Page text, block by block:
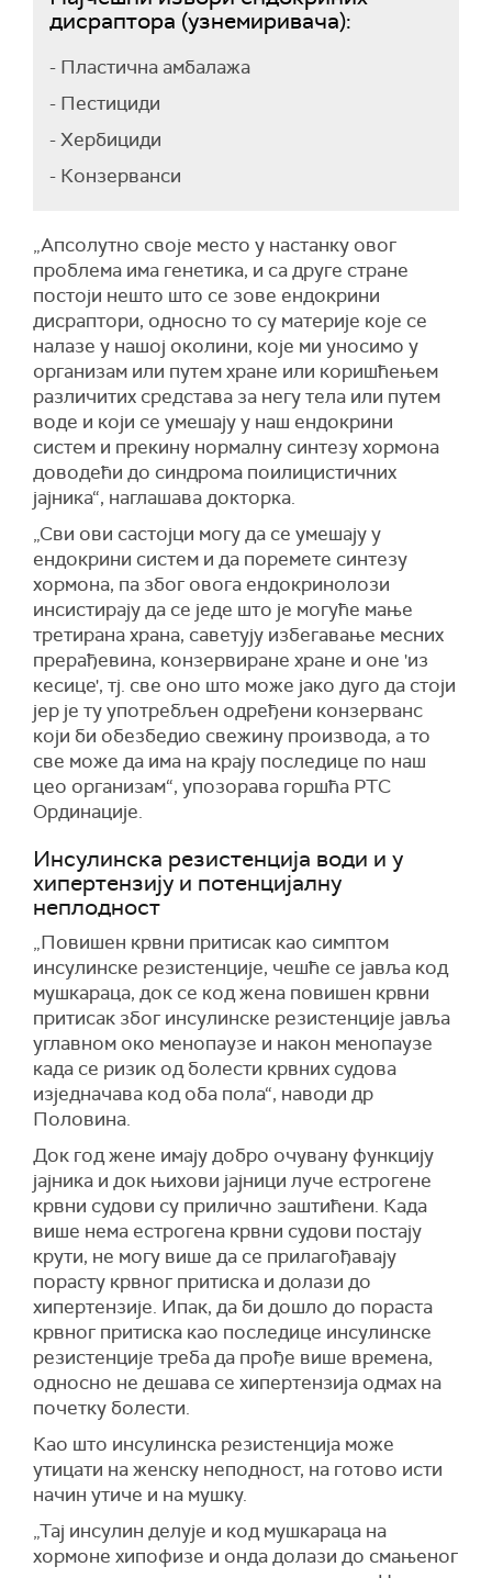
дисраптора (узнемиривача):
- Пластична амбалажа
- Пестициди
- Хербициди
- Конзерванси
„Апсолутно своје место у настанку овог
проблема има генетика, и са друге стране
постоји нешто што се зове ендокрини
дисраптори, односно то су материје које се
налазе у нашој околини, које ми уносимо у
организам или путем хране или коришћењем
различитих средстава за негу тела или путем
воде и који се умешају у наш ендокрини
систем и прекину нормалну синтезу хормона
доводећи до синдрома поилицистичних
јајника“, наглашава докторка.
„Сви ови састојци могу да се умешају у
ендокрини систем и да поремете синтезу
хормона, па због овога ендокринолози
инсистирају да се једе што је могуће мање
третирана храна, саветују избегавање месних
прерађевина, конзервиране хране и оне 'из
кесице', тј. све оно што може јако дуго да стоји
јер је ту употребљен одређени конзерванс
који би обезбедио свежину производа, а то
све може да има на крају последице по наш
цео организам“, упозорава горшћа РТС
Ординације.
Инсулинска резистенција води и у
хипертензију и потенцијалну
неплодност
„Повишен крвни притисак као симптом
инсулинске резистенције, чешће се јавља код
мушкараца, док се код жена повишен крвни
притисак због инсулинске резистенције јавља
углавном око менопаузе и након менопаузе
када се ризик од болести крвних судова
изједначава код оба пола“, наводи др
Половина.
Док год жене имају добро очувану функцију
јајника и док њихови јајници луче естрогене
крвни судови су прилично заштићени. Када
више нема естрогена крвни судови постају
крути, не могу више да се прилагођавају
порасту крвног притиска и долази до
хипертензије. Ипак, да би дошло до пораста
крвног притиска као последице инсулинске
резистенције треба да прође више времена,
односно не дешава се хипертензија одмах на
почетку болести.
Као што инсулинска резистенција може
утицати на женску неподност, на готово исти
начин утиче и на мушку.
„Тај инсулин делује и код мушкараца на
хормоне хипофизе и онда долази до смањеног